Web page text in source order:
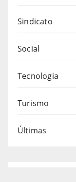
Sindicato
Social
Tecnologia
Turismo
Últimas